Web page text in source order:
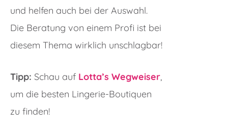
und helfen auch bei der Auswahl.
Die Beratung von einem Profi ist bei
diesem Thema wirklich unschlagbar!
Tipp: Schau auf Lotta’s Wegweiser,
um die besten Lingerie-Boutiquen
zu finden!